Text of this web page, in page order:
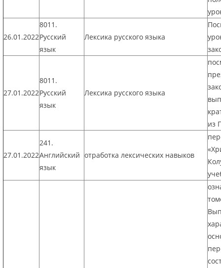
26.01.2022
8011.
Русский
язык
Лексика русского языка
27.01.2022
8011.
Русский
язык
Лексика русского языка
из
27.01.2022
241.
Английский
язык
отработка лексических навыков